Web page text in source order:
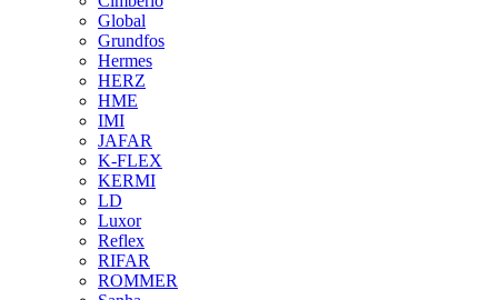
Global
Grundfos
Hermes
HERZ
HME
IMI
JAFAR
K-FLEX
KERMI
LD
Luxor
Reflex
RIFAR
ROMMER